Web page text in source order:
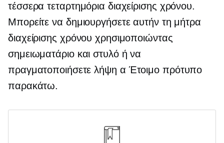
τέσσερα τεταρτημόρια διαχείρισης χρόνου.
Μπορείτε να δημιουργήσετε αυτήν τη μήτρα
διαχείρισης χρόνου χρησιμοποιώντας
σημειωματάριο και στυλό ή να
πραγματοποιήσετε λήψη α Έτοιμο πρότυπο
παρακάτω.